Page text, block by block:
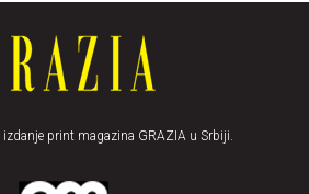
izdanje print magazina GRAZIA u Srbiji.